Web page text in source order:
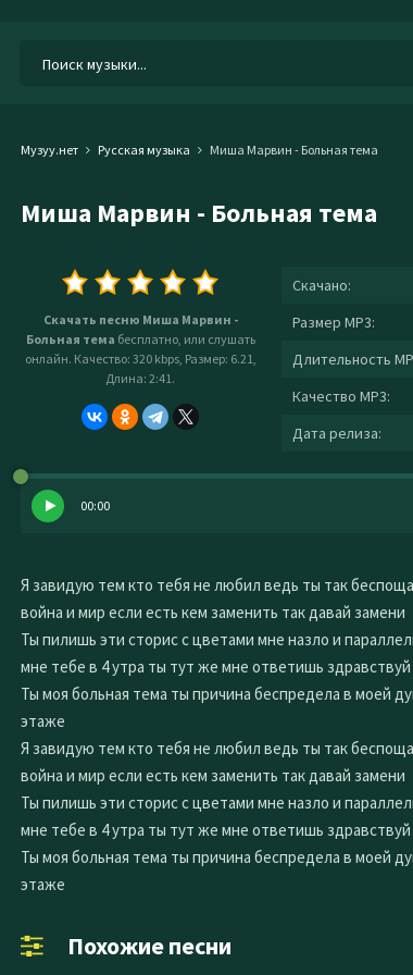
Музуу.нет Русская музыка Миша Марвин - Больная тема
Миша Марвин - Больная тема
Скачать песню Миша Марвин -
Больная тема бесплатно, или слушать
онлайн. Качество: 320 kbps, Размер: 6.21,
Длина: 2:41.
Скачано:
Размер MP3:
Длительность
Качество MP3:
Дата релиза:
00:00
Я завидую тем кто тебя не любил ведь ты так
война и мир если есть кем заменить так давай замени
Ты пилишь эти сторис с цветами мне назло и
мне тебе в 4 утра ты тут же мне ответишь
Ты моя больная тема ты причина беспредела в моей
этаже
Я завидую тем кто тебя не любил ведь ты так
война и мир если есть кем заменить так давай замени
Ты пилишь эти сторис с цветами мне назло и
мне тебе в 4 утра ты тут же мне ответишь
Ты моя больная тема ты причина беспредела в моей
этаже
Похожие песни